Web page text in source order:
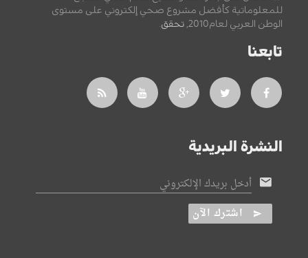
للمعلوماتية كأفضل مشروع صحي إلكتروني على مستوى
الوطن العربي لعام2010,
تحقق.
تابعنا
النشرة البريدية
أدخل بريدك الإلكتروني
اشترك الآن